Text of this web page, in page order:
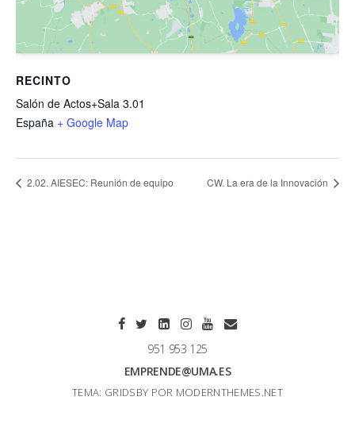
RECINTO
Salón de Actos+Sala 3.01
España + Google Map
2.02. AIESEC: Reunión de equipo CW. La era de la Innovación
951 953 125
EMPRENDE@UMA.ES
TEMA: GRIDSBY POR MODERNTHEMES.NET